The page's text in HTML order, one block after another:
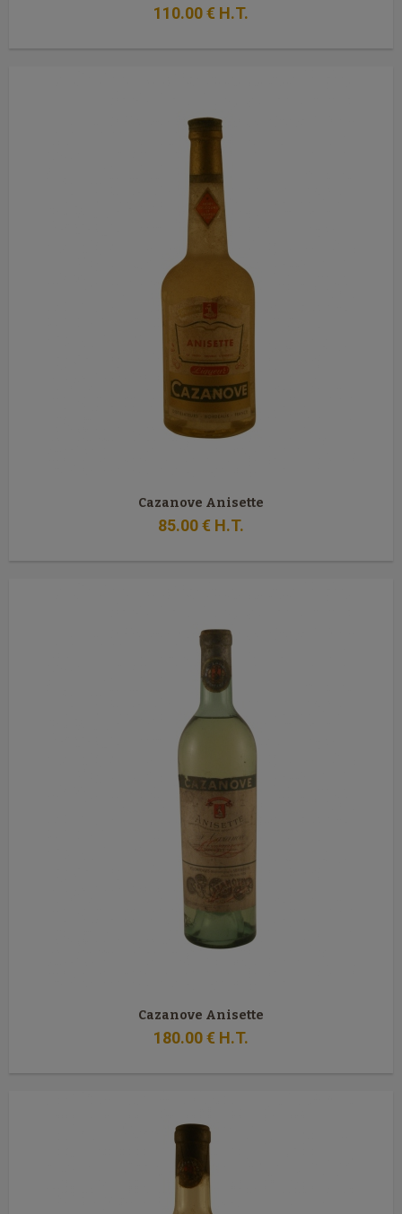
110.00€ H.T.
Cazanove Anisette
85.00€ H.T.
Cazanove Anisette
180.00€ H.T.